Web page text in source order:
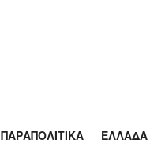
ΠΑΡΑΠΟΛΙΤΙΚΆ ΕΛΛΆΔΑ